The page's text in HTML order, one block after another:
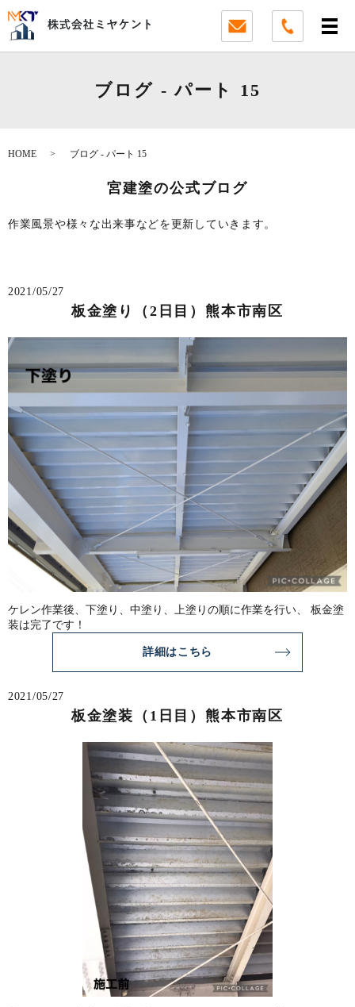
ブログ - パート 15
HOME ブログ - パート 15
宮建塗の公式ブログ
作業風景や様々な出来事などを更新していきます。
2021/05/27
板金塗り（2日目）熊本市南区
ケレン作業後、下塗り、中塗り、上塗りの順に作業を行い、 板金塗
装は完了です！
詳細はこちら
2021/05/27
板金塗装（1日目）熊本市南区